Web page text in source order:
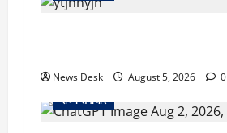
News Desk August 5, 2026
0
राज्य समाचार